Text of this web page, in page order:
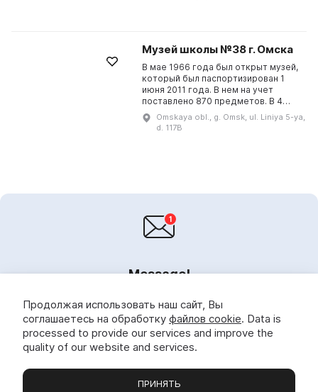
Музей школы №38 г. Омска
В мае 1966 года был открыт музей,
который был паспортизирован 1
июня 2011 года. В нем на учет
поставлено 870 предметов. В 4
залах просторного музея
представлены документальные
Omskaya obl., g. Omsk, ul. Liniya 5-ya,
d. 117B
Message!
promotions, and updates on museums and exhibitions in
your city and across the country.
Продолжая использовать наш сайт, Вы
соглашаетесь на обработку файлов cookie. Data is
processed to provide our services and improve the
quality of our website and services.
ПРИНЯТЬ